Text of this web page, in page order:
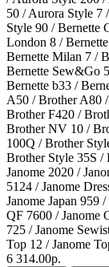
50 / Aurora Style 7
Style 90 / Bernette
London 8 /
Bernette Milan 7 /
Bernette Sew&Go
Bernette b33 /
A50 / Brother A80
Brother F420 /
Brother NV 10 /
100Q / Brother
Brother Style 35S
Janome 2020 /
5124 / Janome
Janome Japan 959
QF 7600 / Janome
725 / Janome
Top 12 / Janome
6 314.00р.